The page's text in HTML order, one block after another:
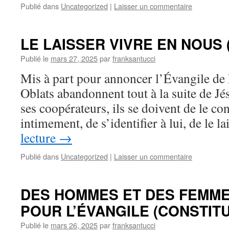
Publié dans Uncategorized | Laisser un commentaire
LE LAISSER VIVRE EN
Publié le mars 27, 2025parfranksantucci
Mis à part pour annoncer l’Évangile
Oblats abandonnent tout à la suite de
ses coopérateurs, ils se doivent de le
intimement, de s’identifier à lui, de le
lecture →
Publié dans Uncategorized | Laisser un commentaire
DES HOMMES ET DES
POUR L’ÉVANGILE
Publié le mars 26, 2025parfranksantucci